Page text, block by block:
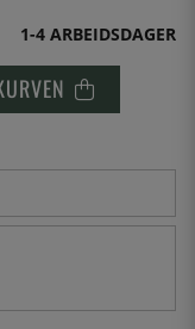
1-4 ARBEIDSDAGER